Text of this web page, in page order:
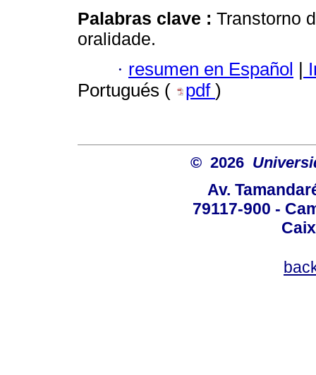
Palabras clave : Transtorno
oralidade.
· resumen en Español |
Portugués (
pdf )
© 2026
Av.
79117-900 -